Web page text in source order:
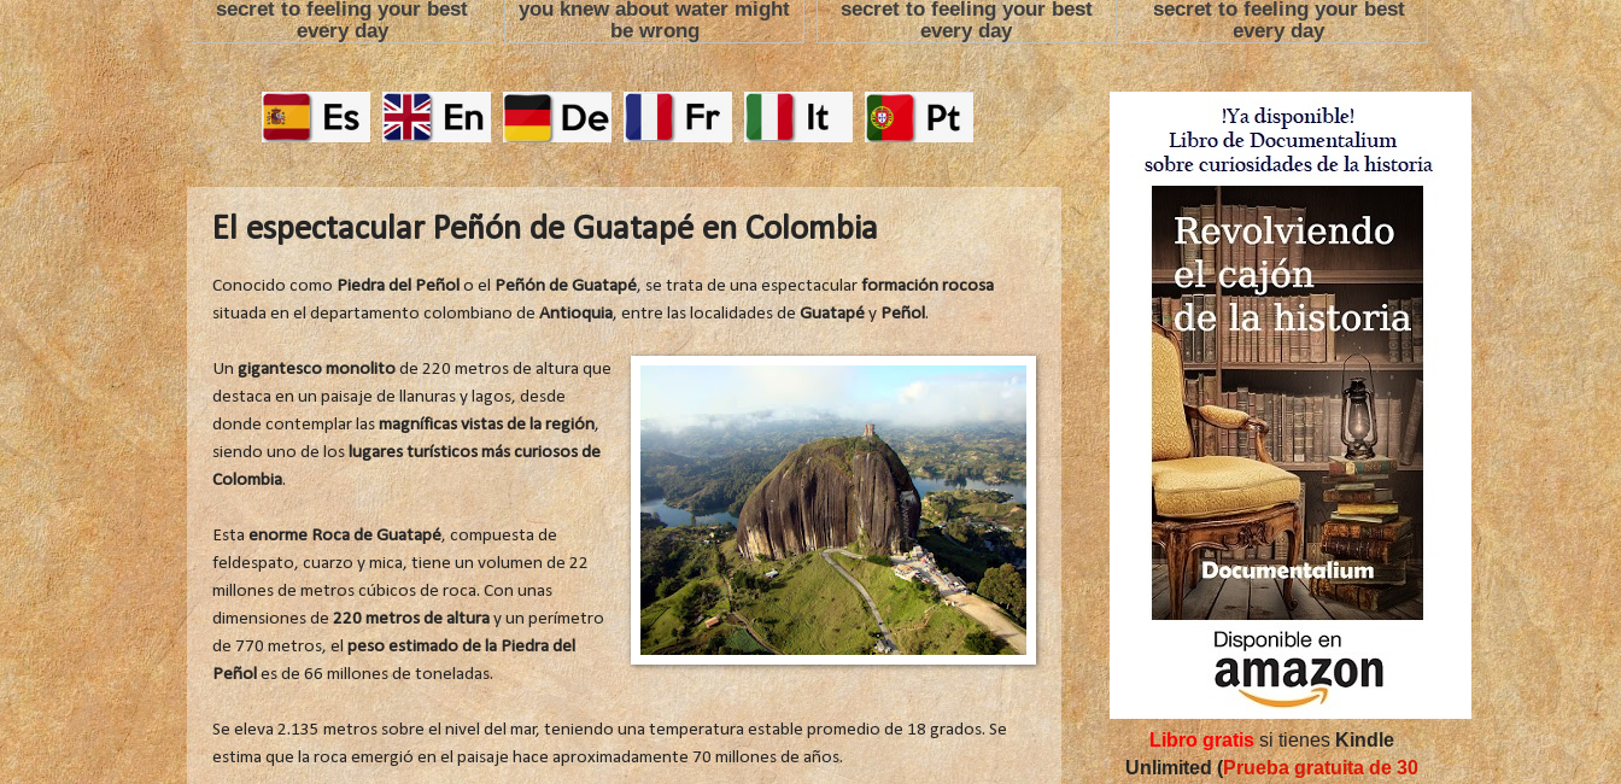
El espectacular Peñón de Guatapé en Colombia
Conocido como Piedra del Peñolo el Peñón de Guatapé, se trata de una espectacularformación rocosa
situada en el departamento colombiano deAntioquia, entre las localidades deGuatapéyPeñol.
Un gigantesco monolitode 220 metros de altura que
destaca en un paisaje de llanuras y lagos, desde
donde contemplar lasmagníficas vistas de la región,
siendo uno de los lugares turísticos más curiosos de
Colombia.
Estaenorme Roca de Guatapé, compuesta de
feldespato, cuarzo y mica, tiene un volumen de 22
millones de metros cúbicos de roca. Con unas
dimensiones de220 metros de alturay un perímetro
de 770 metros, el peso estimado de la Piedra del
Peñoles de 66 millones de toneladas.
Se eleva 2.135 metros sobre el nivel del mar, teniendo una temperatura estable promedio de 18 grados. Se
estima que la roca emergió en el paisaje hace aproximadamente 70 millones de años.
Libro gratissi tienesKindle
Unlimited (Prueba gratuita de 30